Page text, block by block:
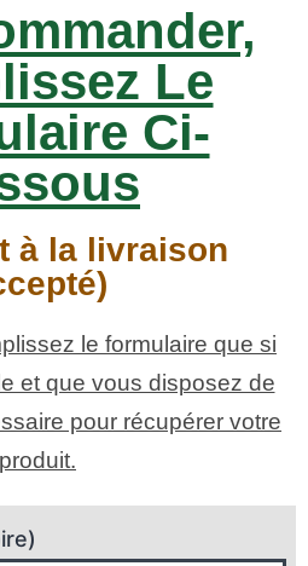
Le
Ci-
à la livraison
le formulaire que si
et que vous disposez de
pour récupérer votre
produit.